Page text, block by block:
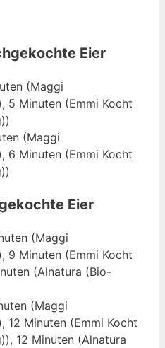
Eier
(Maggi
5 Minuten (Emmi Kocht
(Maggi
6 Minuten (Emmi Kocht
Eier
(Maggi
9 Minuten (Emmi Kocht
(Alnatura (Bio-
(Maggi
12 Minuten (Emmi Kocht
12 Minuten (Alnatura